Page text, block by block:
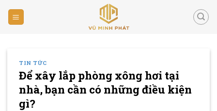
TIN TỨC
Để xây lắp phòng xông hơi tại
nhà, bạn cần có những điều kiện
gì?